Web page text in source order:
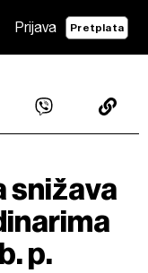
Prijava Pretplata
snižava
p.